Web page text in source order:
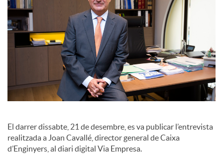
d
o
r
e
El darrer dissabte, 21 de desembre, es va publicar l’entrevista
realitzada a Joan Cavallé, director general de Caixa
d’Enginyers, al diari digital Via Empresa.